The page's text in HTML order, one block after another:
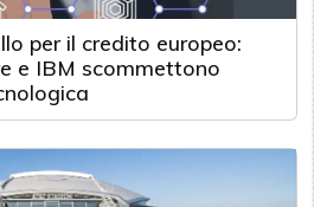
per il credito europeo:
e IBM scommettono